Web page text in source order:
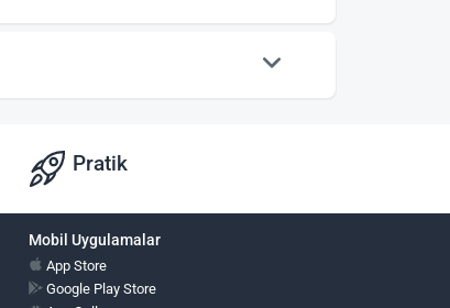
Pratik
Mobil Uygulamalar
App Store
Google Play Store